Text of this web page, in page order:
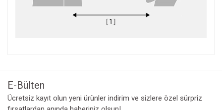
Ürün resmi kalitesiz, bozuk veya görüntülenemiyor.
E-Bülten
Ücretsiz kayıt olun yeni ürünler indirim ve sizlere özel sürpriz